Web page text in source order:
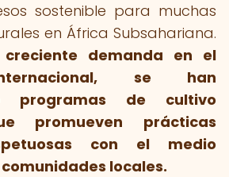
sostenible para muchas
en África Subsahariana.
demanda en el
se han
programas de cultivo
promueven prácticas
con el medio
locales.